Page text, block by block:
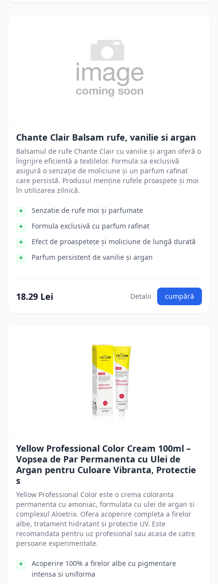
Chante Clair Balsam rufe, vanilie si argan
Balsamul de rufe Chante Clair cu vanilie și argan oferă o
îngrijire eficientă a textilelor. Formula sa exclusivă
asigură o senzație de moliciune și un parfum rafinat
care persistă. Produsul menține rufele proaspete și moi
în utilizarea zilnică.
Senzatie de rufe moi și parfumate
Formula exclusivă cu parfum rafinat
Efect de proaspetețe și moliciune de lungă durată
Parfum persistent de vanilie și argan
18.29 Lei Detalii cumpără
Yellow Professional Color Cream 100ml –
Vopsea de Par Permanenta cu Ulei de
Argan pentru Culoare Vibranta, Protectie
s
Yellow Professional Color este o crema coloranta
permanenta cu amoniac, formulata cu ulei de argan si
complexul Aloetrix. Ofera acoperire completa a firelor
albe, tratament hidratant si protectie UV. Este
recomandata pentru uz profesional sau acasa de catre
persoane experimentate.
Acoperire 100% a firelor albe cu pigmentare
intensa si uniforma